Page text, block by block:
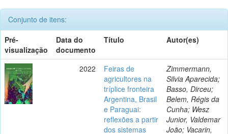
Conjunto de itens:
Pré-
visualização
Data do
documento
Título Autor(es)
2022
Feiras de
agricultores na
tríplice fronteira
Argentina, Brasil
e Paraguai:
reflexões a partir
dos sistemas
Zimmermann,
Silvia Aparecida;
Basso, Dirceu;
Belem, Régis da
Cunha; Wesz
Junior, Valdemar
João; Vacarin,